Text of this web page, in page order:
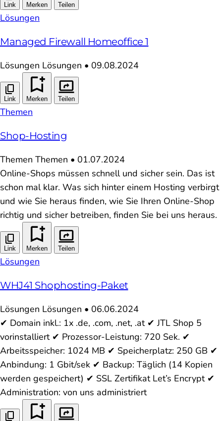
Link Merken Teilen
Lösungen
Managed Firewall Homeoffice 1
Lösungen Lösungen • 09.08.2024
Link Merken Teilen
Themen
Shop-Hosting
Themen Themen • 01.07.2024
Online-Shops müssen schnell und sicher sein. Das ist
schon mal klar. Was sich hinter einem Hosting verbirgt
und wie Sie heraus finden, wie Sie Ihren Online-Shop
richtig und sicher betreiben, finden Sie bei uns heraus.
Link Merken Teilen
Lösungen
WHJ41 Shophosting-Paket
Lösungen Lösungen • 06.06.2024
✔ Domain inkl.: 1x .de, .com, .net, .at ✔ JTL Shop 5
vorinstalliert ✔ Prozessor-Leistung: 720 Sek. ✔
Arbeitsspeicher: 1024 MB ✔ Speicherplatz: 250 GB ✔
Anbindung: 1 Gbit/sek ✔ Backup: Täglich (14 Kopien
werden gespeichert) ✔ SSL Zertifikat Let’s Encrypt ✔
Administration: von uns administriert